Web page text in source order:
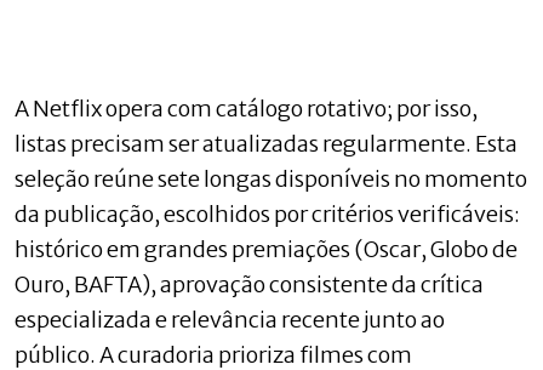
A Netflix opera com catálogo rotativo; por isso,
listas precisam ser atualizadas regularmente. Esta
seleção reúne sete longas disponíveis no momento
da publicação, escolhidos por critérios verificáveis:
histórico em grandes premiações (Oscar, Globo de
Ouro, BAFTA), aprovação consistente da crítica
especializada e relevância recente junto ao
público. A curadoria prioriza filmes com